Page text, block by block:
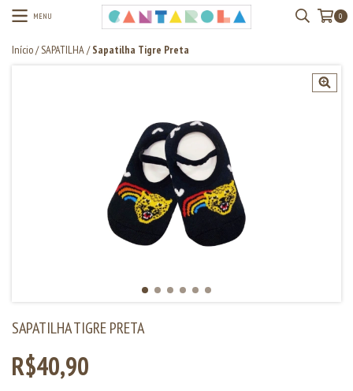
MENU 0
Início/SAPATILHA/ Sapatilha Tigre Preta
SAPATILHA TIGRE PRETA
R$40,90